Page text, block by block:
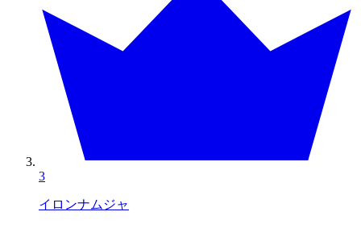
3
イロンナムジャ